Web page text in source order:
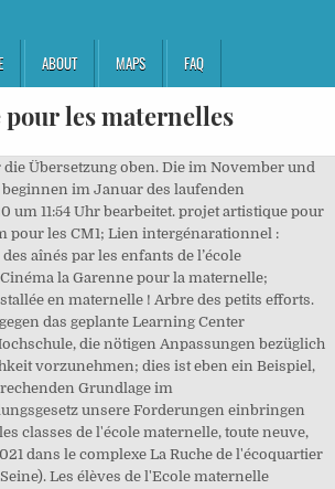
ABOUT MAPS FAQ
pour les maternelles
Übersetzung oben. Die im November und
im Januar des laufenden
um 11:54 Uhr bearbeitet. projet artistique pour
pour les CM1; Lien intergénarationnel :
aînés par les enfants de l’école
la Garenne pour la maternelle;
en maternelle ! Arbre des petits efforts.
das geplante Learning Center
die nötigen Anpassungen bezüglich
vorzunehmen; dies ist eben ein Beispiel,
Grundlage im
unsere Forderungen einbringen
classes de l'école maternelle, toute neuve,
dans le complexe La Ruche de l'écoquartier
Les élèves de l'Ecole maternelle